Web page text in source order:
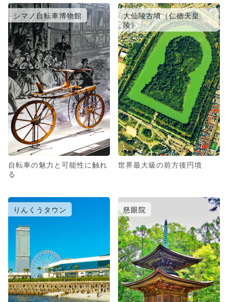
シマノ自転車博物館
自転車の魅力と可能性に触れ
る
大仙陵古墳（仁徳天皇
陵）
世界最大級の前方後円墳
りんくうタウン 慈眼院